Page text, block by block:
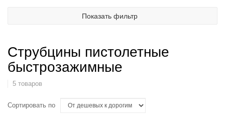
Показать фильтр
Струбцины пистолетные
быстрозажимные
5 товаров
Сортировать по